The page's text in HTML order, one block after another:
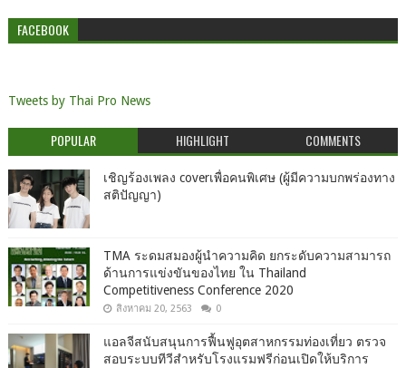
FACEBOOK
Tweets by Thai Pro News
POPULAR HIGHLIGHT COMMENTS
เชิญร้องเพลง coverเพื่อคนพิเศษ (ผู้มีความบกพร่องทาง
สติปัญญา)
TMA ระดมสมองผู้นำความคิด ยกระดับความสามารถ
ด้านการแข่งขันของไทย ใน Thailand
Competitiveness Conference 2020
สิงหาคม 20, 2563 0
แอลจีสนับสนุนการฟื้นฟูอุตสาหกรรมท่องเที่ยว ตรวจ
สอบระบบทีวีสำหรับโรงแรมฟรีก่อนเปิดให้บริการ